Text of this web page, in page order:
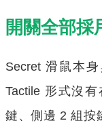
開關全部採
Secret 滑鼠本
Tactile 形式沒
鍵、側邊 2 組按